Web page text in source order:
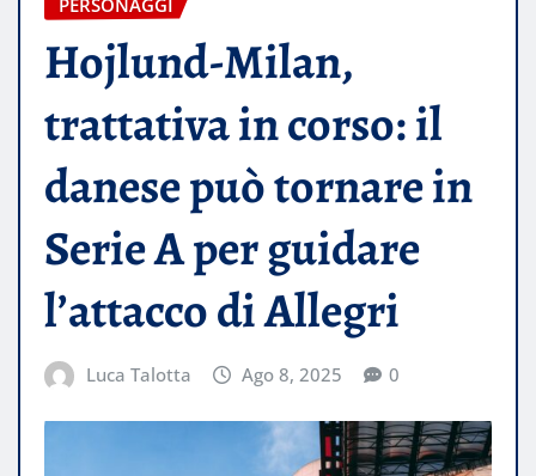
Hojlund-Milan,
trattativa in corso: il
danese può tornare in
Serie A per guidare
l’attacco di Allegri
Luca Talotta Ago 8, 2025 0